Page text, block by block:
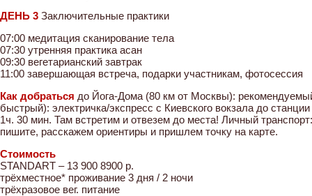
ДЕНЬ 3 Заключительные практики
07:00 медитация сканирование тела
07:30 утренняя практика асан
09:30 вегетарианский завтрак
11:00 завершающая встреча, подарки участникам, фотосессия
Как добраться до Йога-Дома (80 км от Москвы):
быстрый): электричка/экспресс с Киевского вокзала до
1ч. 30 мин. Там встретим и отвезем до места! Личный
пишите, расскажем ориентиры и пришлем точку на карте.
Стоимость
STANDART – 13 900 8900 р.
трёхместное* проживание 3 дня / 2 ночи
трёхразовое вег. питание